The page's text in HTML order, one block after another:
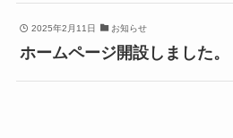
2025年2月11日 お知らせ
ホームページ開設しました。